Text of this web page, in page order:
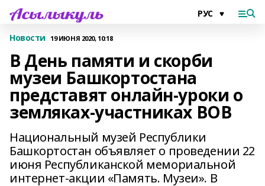
Новости 19 ИЮНЯ 2020, 10:18
В День памяти и скорби
музеи Башкортостана
представят онлайн-уроки о
земляках-участниках ВОВ
Национальный музей Республики
Башкортостан объявляет о проведении 22
июня Республиканской мемориальной
интернет-акции «Память. Музеи». В